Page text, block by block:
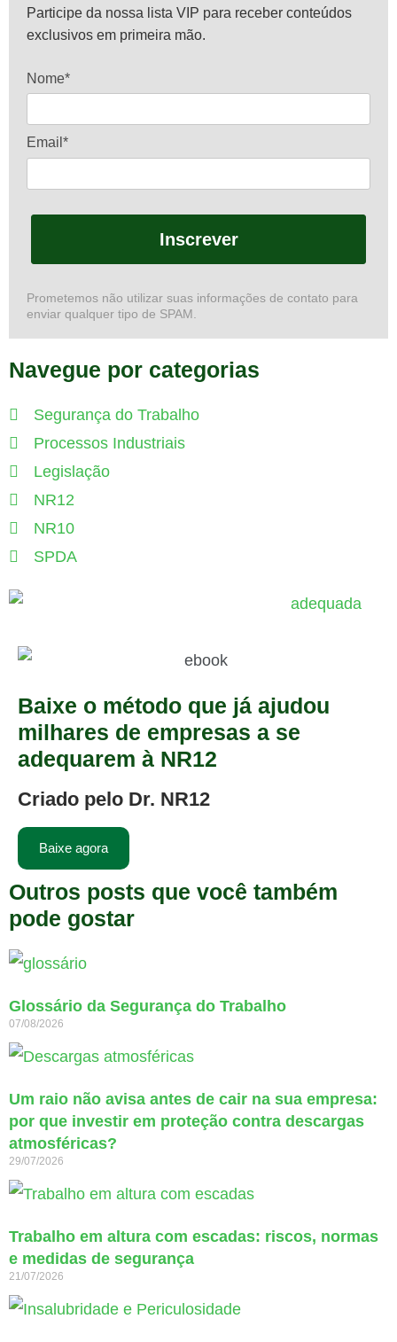
Participe da nossa lista VIP para receber conteúdos
exclusivos em primeira mão.
Nome*
Email*
Inscrever
Prometemos não utilizar suas informações de contato para
enviar qualquer tipo de SPAM.
Navegue por categorias
Segurança do Trabalho
Processos Industriais
Legislação
NR12
NR10
SPDA
Baixe o método que já ajudou
milhares de empresas a se
adequarem à NR12
Criado pelo Dr. NR12
Baixe agora
Outros posts que você também
pode gostar
Glossário da Segurança do Trabalho
07/08/2026
Um raio não avisa antes de cair na sua empresa:
por que investir em proteção contra descargas
atmosféricas?
29/07/2026
Trabalho em altura com escadas: riscos, normas
e medidas de segurança
21/07/2026